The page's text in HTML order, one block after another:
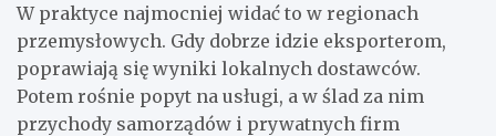
W praktyce najmocniej widać to w regionach
przemysłowych. Gdy dobrze idzie eksporterom,
poprawiają się wyniki lokalnych dostawców.
Potem rośnie popyt na usługi, a w ślad za nim
przychody samorządów i prywatnych firm